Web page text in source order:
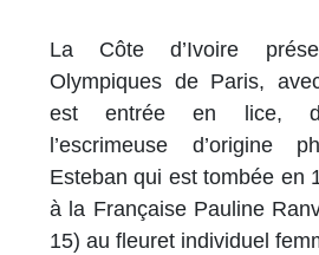
La Côte d’Ivoire
Olympiques de Paris,
est entrée en lice,
l’escrimeuse d’origine
Esteban qui est tombée en
à la Française Pauline
15) au fleuret individuel